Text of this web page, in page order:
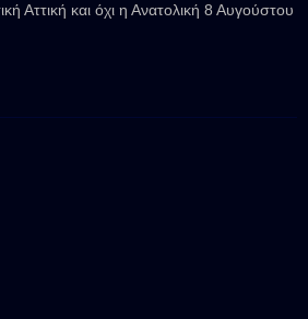
Αττική και όχι η Ανατολική 8 Αυγούστου